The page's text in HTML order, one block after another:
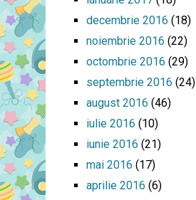
decembrie 2016 (18)
noiembrie 2016 (22)
octombrie 2016 (29)
septembrie 2016 (24)
august 2016 (46)
iulie 2016 (10)
iunie 2016 (21)
mai 2016 (17)
aprilie 2016 (6)